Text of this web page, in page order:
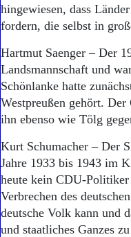
hingewiesen, dass
fordern, die selbst in
Hartmut Saenger – Der
Landsmannschaft und
Schönlanke hatte
Westpreußen gehört.
ihn ebenso wie Tölg
Kurt Schumacher – Der
Jahre 1933 bis 1943 im
heute kein CDU-Politiker
Verbrechen des
deutsche Volk kann und
und staatliches Ganzes